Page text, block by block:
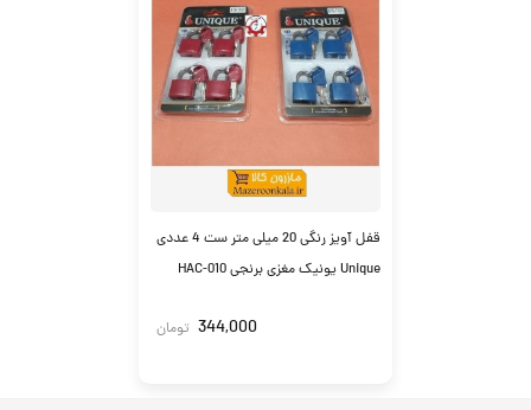
قفل آویز رنگی 20 میلی متر ست 4 عددی
Unique یونیک مغزی برنجی HAC-010
344,000 تومان